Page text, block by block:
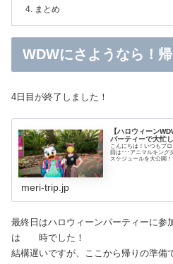
まとめ
WDWにさようなら！帰
4日目が終了しました！
【ハロウィーン
パーティーで大忙
こんにちは！いつもブ
回は･･･アニマルキング
スケジュールを大公開
meri-trip.jp
最終日はハロウィーンパーティーに参
は 時でした！
結構遅いですが、ここから帰りの準備